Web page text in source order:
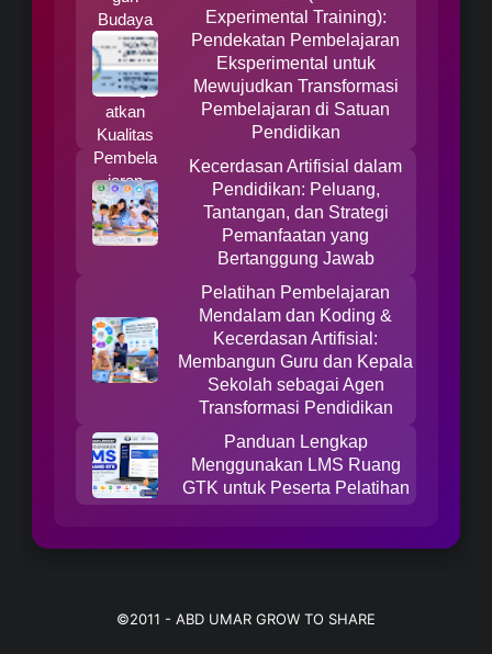
Experimental Training):
Pendekatan Pembelajaran
Eksperimental untuk
Mewujudkan Transformasi
Pembelajaran di Satuan
Pendidikan
Kecerdasan Artifisial dalam
Pendidikan: Peluang,
Tantangan, dan Strategi
Pemanfaatan yang
Bertanggung Jawab
Pelatihan Pembelajaran
Mendalam dan Koding &
Kecerdasan Artifisial:
Membangun Guru dan Kepala
Sekolah sebagai Agen
Transformasi Pendidikan
Panduan Lengkap
Menggunakan LMS Ruang
GTK untuk Peserta Pelatihan
©2011 - ABD UMAR GROW TO SHARE